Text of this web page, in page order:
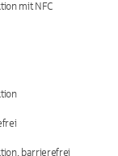
mit NFC
barrierefrei